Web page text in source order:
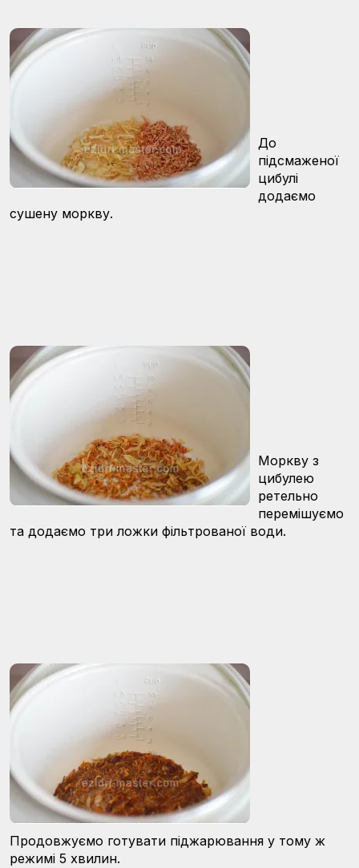
До
підсмаженої
цибулі
додаємо
сушену моркву.
Моркву з
цибулею
ретельно
перемішуємо
та додаємо три ложки фільтрованої води.
Продовжуємо готувати піджарювання у тому ж
режимі 5 хвилин.